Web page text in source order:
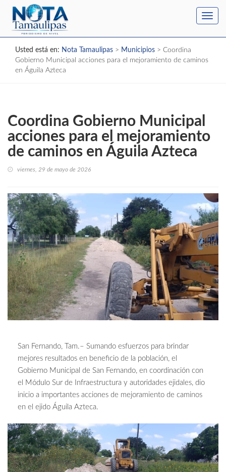
Usted está en: Nota Tamaulipas > Municipios > Coordina
Gobierno Municipal acciones para el mejoramiento de caminos
en Águila Azteca
Coordina Gobierno Municipal
acciones para el mejoramiento
de caminos en Águila Azteca
viernes, 29 de mayo de 2026
San Fernando, Tam.– Sumando esfuerzos para brindar
mejores resultados en beneficio de la población, el
Gobierno Municipal de San Fernando, en coordinación con
el Módulo Sur de Infraestructura y autoridades ejidales, dio
inicio a importantes acciones de mejoramiento de caminos
en el ejido Águila Azteca.